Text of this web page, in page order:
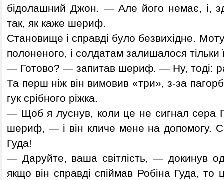
бідолашний Джон. — Але його немає, і,
так, як каже шериф.
Становище і справді було безвихідне.
полоненого, і солдатам залишалося тільки
— Готово? — запитав шериф. — Ну, тоді:
Та перш ніж він вимовив «три», з-за
гук срібного ріжка.
— Щоб я луснув, коли це не сигнал сера
шериф, — і він кличе мене на допомогу.
Гуда!
— Даруйте, ваша світлість, — докинув
якщо він справді спіймав Робіна Гуда, то